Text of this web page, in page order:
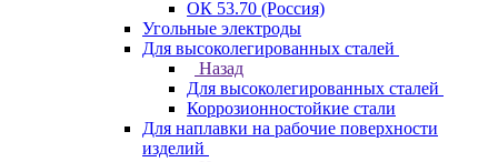
ОК 53.70 (Россия)
Угольные электроды
Для высоколегированных сталей
Назад
Для высоколегированных сталей
Коррозионностойкие стали
Для наплавки на рабочие поверхности
изделий